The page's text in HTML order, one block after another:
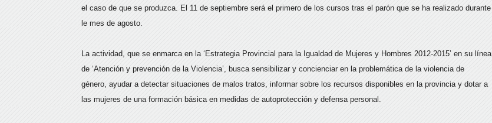
el caso de que se produzca. El 11 de septiembre será el primero de los cursos tras el parón que se ha realizado durante
le mes de agosto.
La actividad, que se enmarca en la ‘Estrategia Provincial para la Igualdad de Mujeres y Hombres 2012-2015’ en su línea
de ‘Atención y prevención de la Violencia’, busca sensibilizar y concienciar en la problemática de la violencia de
género, ayudar a detectar situaciones de malos tratos, informar sobre los recursos disponibles en la provincia y dotar a
las mujeres de una formación básica en medidas de autoprotección y defensa personal.